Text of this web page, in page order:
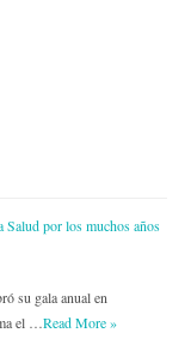
Salud por los muchos años
su gala anual en
el …Read More »